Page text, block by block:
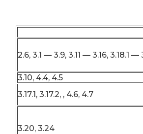
2.6, 3.1 — 3.9, 3.11 — 3.16, 3.18.1 —
3.10, 4.4, 4.5
3.17.1, 3.17.2, , 4.6, 4.7
3.20, 3.24